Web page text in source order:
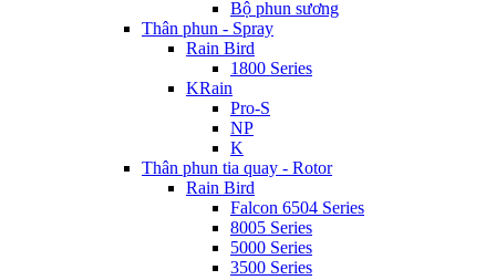
Bộ phun sương
Thân phun - Spray
Rain Bird
1800 Series
KRain
Pro-S
NP
K
Thân phun tia quay - Rotor
Rain Bird
Falcon 6504 Series
8005 Series
5000 Series
3500 Series